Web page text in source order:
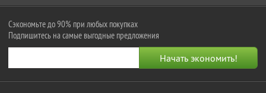
Сэкономьте до 90% при любых покупках
Подпишитесь на самые выгодные предложения